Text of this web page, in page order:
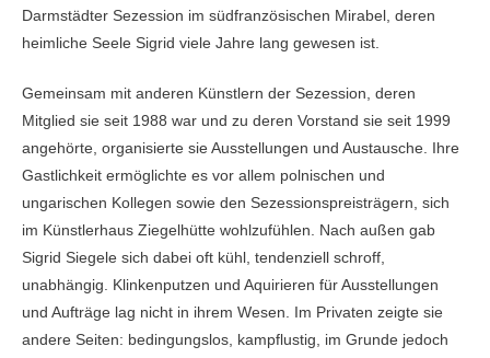
Darmstädter Sezession im südfranzösischen Mirabel, deren
heimliche Seele Sigrid viele Jahre lang gewesen ist.
Gemeinsam mit anderen Künstlern der Sezession, deren
Mitglied sie seit 1988 war und zu deren Vorstand sie seit 1999
angehörte, organisierte sie Ausstellungen und Austausche. Ihre
Gastlichkeit ermöglichte es vor allem polnischen und
ungarischen Kollegen sowie den Sezessionspreisträgern, sich
im Künstlerhaus Ziegelhütte wohlzufühlen. Nach außen gab
Sigrid Siegele sich dabei oft kühl, tendenziell schroff,
unabhängig. Klinkenputzen und Aquirieren für Ausstellungen
und Aufträge lag nicht in ihrem Wesen. Im Privaten zeigte sie
andere Seiten: bedingungslos, kampflustig, im Grunde jedoch